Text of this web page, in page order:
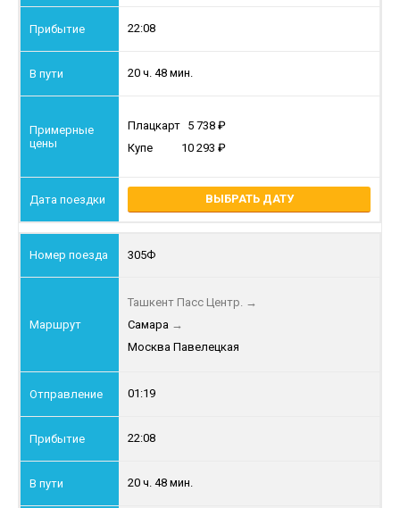
22:08
20 ч. 48 мин.
Плацкарт 5 738
Купе
10 293
ВЫБРАТЬ ДАТУ
305Ф
Ташкент Пасс Центр. →
Самара →
Москва Павелецкая
01:19
22:08
20 ч. 48 мин.